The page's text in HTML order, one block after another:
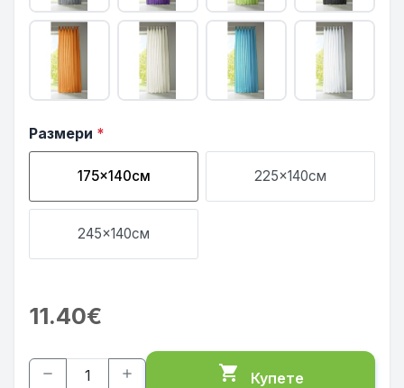
Размери *
175x140см 225x140см
245x140см
11.40€
remove add shopping_cart Купете